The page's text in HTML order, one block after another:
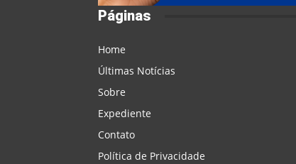
Páginas
Home
Últimas Notícias
Sobre
Expediente
Contato
Política de Privacidade